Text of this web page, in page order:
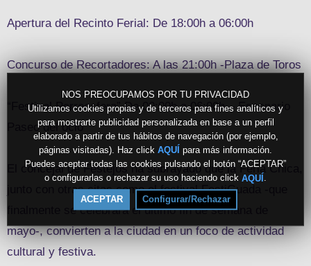
NOS PREOCUPAMOS POR TU PRIVACIDAD
Utilizamos cookies propias y de terceros para fines analíticos y
para mostrarte publicidad personalizada en base a un perfil
elaborado a partir de tus hábitos de navegación (por ejemplo,
páginas visitadas). Haz click AQUÍ para más información.
Puedes aceptar todas las cookies pulsando el botón “ACEPTAR”
o configurarlas o rechazar su uso haciendo click AQUÍ
ACEPTAR Configurar/Rechazar
Apertura del Recinto Ferial: De 18:00h a 06:00h
Concurso de Recortadores: A las 21:00h -Plaza de Toros
“Festival Perreosfera” De 00:00h a 06:00h – Escenario
Paseo del ocio
El concejal de Festejos ha subrayado que la Feria Chica,
junto con otras citas como el festival FestiGuada -que
finalmente se celebrará el último fin de semana de
mayo-, convierten a la ciudad en un foco de actividad
cultural y festiva.